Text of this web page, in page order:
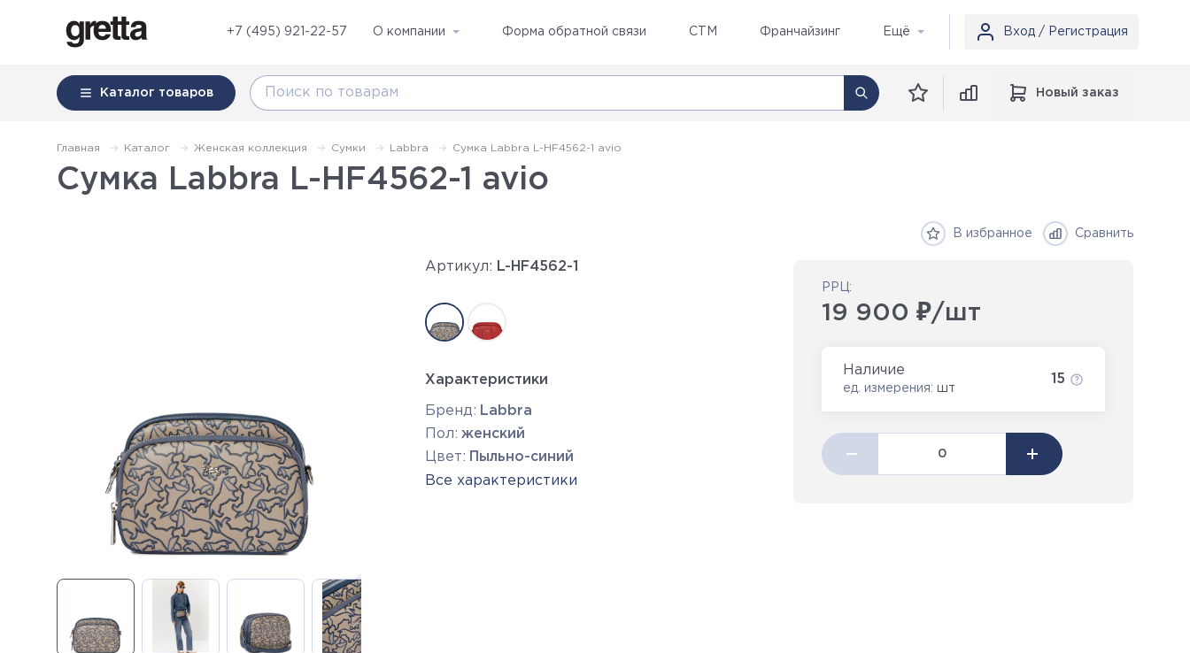
+7 (495) 921-22-57 О компании Форма обратной связи СТМ Франчайзинг Ещё Вход / Регистрация
Каталог товаров Новый заказ
Главная Каталог Женская коллекция Сумки Labbra Сумка Labbra L-HF4562-1 avio
Сумка Labbra L-HF4562-1 avio
В избранное Сравнить
Артикул: L-HF4562-1
Характеристики
Бренд: Labbra
Пол: женский
Цвет:
Пыльно-синий
Все характеристики
РРЦ:
19 900 ₽/шт
Наличие
ед. измерения: шт
15